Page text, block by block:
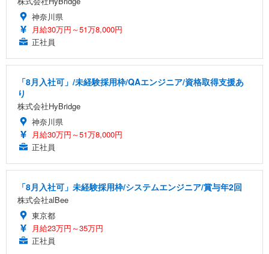
神奈川県
月給30万円～51万8,000円
正社員
「8月入社可」/未経験採用枠/QAエンジニア/資格取得支援あ
り
株式会社HyBridge
神奈川県
月給30万円～51万8,000円
正社員
「8月入社可」未経験採用枠/システムエンジニア/賞与年2回
株式会社alBee
東京都
月給23万円～35万円
正社員